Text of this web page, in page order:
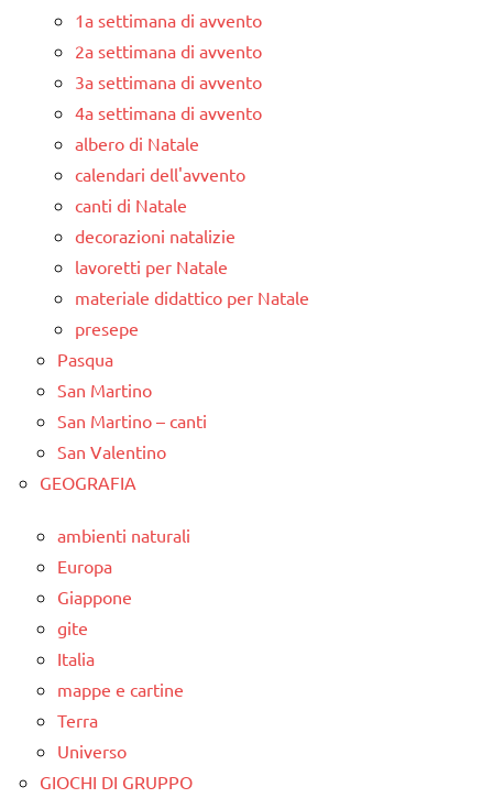
1a settimana di avvento
2a settimana di avvento
3a settimana di avvento
4a settimana di avvento
albero di Natale
calendari dell'avvento
canti di Natale
decorazioni natalizie
lavoretti per Natale
materiale didattico per Natale
presepe
Pasqua
San Martino
San Martino – canti
San Valentino
GEOGRAFIA
ambienti naturali
Europa
Giappone
gite
Italia
mappe e cartine
Terra
Universo
GIOCHI DI GRUPPO